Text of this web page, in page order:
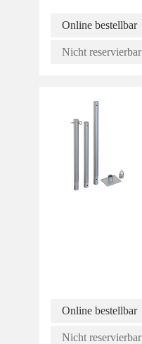
Online bestellbar
Nicht reservierbar
Online bestellbar
Nicht reservierbar